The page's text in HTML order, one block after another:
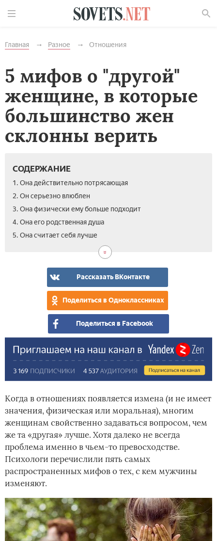
Главная Разное Отношения
5 мифов о "другой"
женщине, в которые
большинство жен
склонны верить
СОДЕРЖАНИЕ
1. Она действительно потрясающая
2. Он серьезно влюблен
3. Она физически ему больше подходит
4. Она его родственная душа
5. Она считает себя лучше
Рассказать ВКонтакте
Поделиться в Одноклассниках
Поделиться в Facebook
Когда в отношениях появляется измена (и не имеет
значения, физическая или моральная), многим
женщинам свойственно задаваться вопросом, чем
же та «другая» лучше. Хотя далеко не всегда
проблема именно в чьем-то превосходстве.
Психологи перечислили пять самых
распространенных мифов о тех, с кем мужчины
изменяют.